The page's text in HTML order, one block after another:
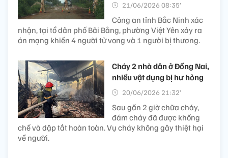
21/06/2026 08:35’
Công an tỉnh Bắc Ninh xác
nhận, tại tổ dân phố Bãi Bằng, phường Việt Yên xảy ra
án mạng khiến 4 người tử vong và 1 người bị thương.
Cháy 2 nhà dân ở Đồng Nai,
nhiều vật dụng bị hư hỏng
20/06/2026 21:32’
Sau gần 2 giờ chữa cháy,
đám cháy đã được khống
chế và dập tắt hoàn toàn. Vụ cháy không gây thiệt hại
về người.